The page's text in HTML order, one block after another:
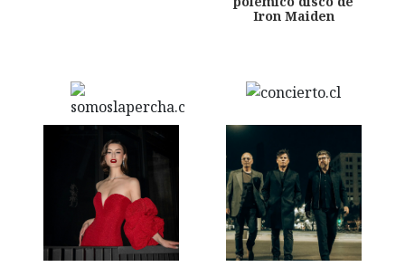
Iron Maiden